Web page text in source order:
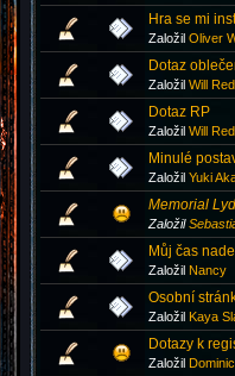
Hra se mi
Založil Oliver
Dotaz
Založil Will
Dotaz RP
Založil Will
Minulé
Založil Yuki
Memorial
Založil
Můj čas
Založil Nancy
Osobní
Založil Kaya
Dotazy k
Založil